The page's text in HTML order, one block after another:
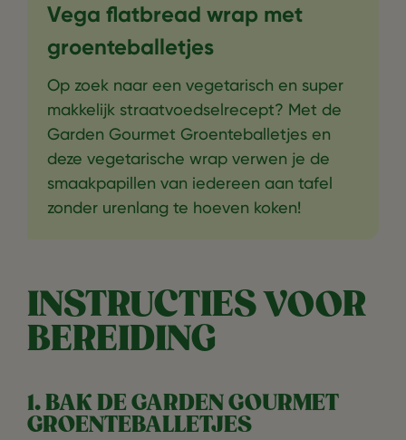
Vega flatbread wrap met
groenteballetjes
Op zoek naar een vegetarisch en super
makkelijk straatvoedselrecept? Met de
Garden Gourmet Groenteballetjes en
deze vegetarische wrap verwen je de
smaakpapillen van iedereen aan tafel
zonder urenlang te hoeven koken!
INSTRUCTIES VOOR
BEREIDING
1. BAK DE GARDEN GOURMET
GROENTEBALLETJES